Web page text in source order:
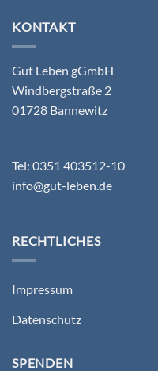
KONTAKT
Gut Leben gGmbH
Windbergstraße 2
01728 Bannewitz
Tel: 0351 403512-10
info@gut-leben.de
RECHTLICHES
Impressum
Datenschutz
SPENDEN